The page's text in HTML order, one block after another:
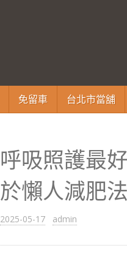
免留車 台北市當舖
呼吸照護最
於懶人減肥法
2025-05-17 admin